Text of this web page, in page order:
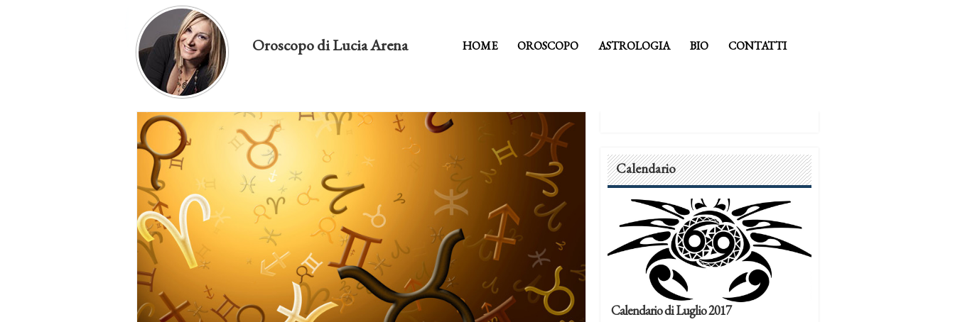
Oroscopo di Lucia Arena HOME OROSCOPO ASTROLOGIA BIO CONTATTI
Calendario
Calendario di Luglio 2017